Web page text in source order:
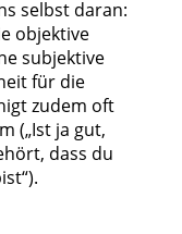
selbst daran:
objektive
subjektive
für die
zudem oft
(„Ist ja gut,
dass du